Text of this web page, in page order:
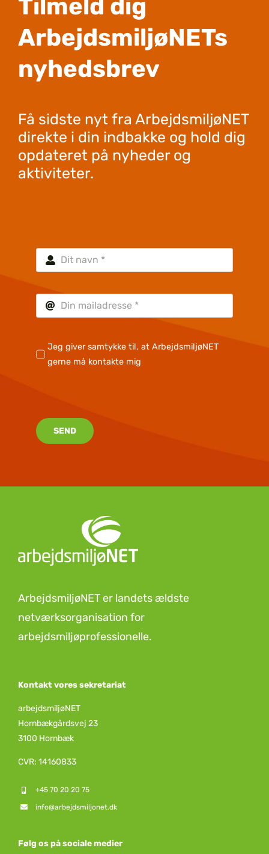
Tilmeld dig
ArbejdsmiljøNETs
nyhedsbrev
Få sidste nyt fra ArbejdsmiljøNET
direkte i din indbakke og hold dig
opdateret på nyheder og
aktiviteter.
Jeg giver samtykke til, at ArbejdsmiljøNET
gerne må kontakte mig
SEND
ArbejdsmiljøNET er landets ældste
netværksorganisation for
arbejdsmiljøprofessionelle.
Kontakt vores sekretariat
arbejdsmiljøNET
Hornbækgårdsvej 23
3100 Hornbæk
CVR: 14160833
+45 70 20 20 75
info@arbejdsmiljonet.dk
Følg os på sociale medier